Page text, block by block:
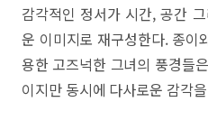
감각적인 정서가 시간, 공간
운 이미지로 재구성한다. 종이
용한 고즈넉한 그녀의 풍경들
이지만 동시에 다사로운 감각